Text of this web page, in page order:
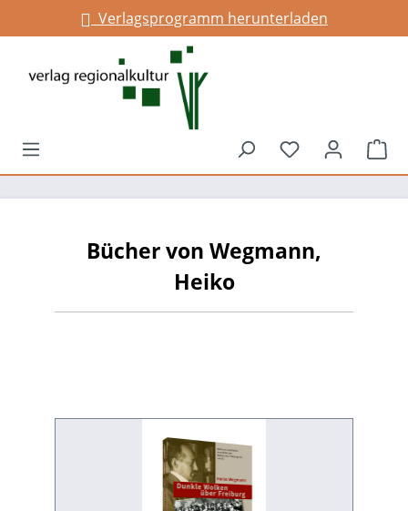
springenVerlagsprogramm herunterladen
Du hast 0
Bücher von Wegmann,
Heiko